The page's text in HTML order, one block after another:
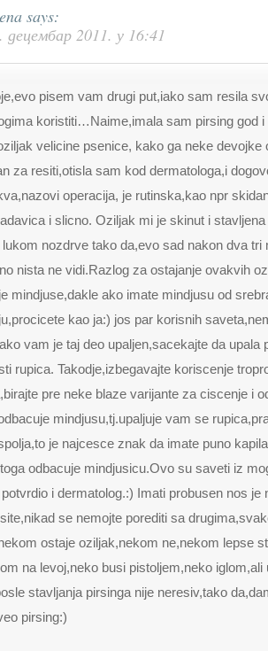
says:
децембар 2011. у 16:41
pisem vam drugi put,iako sam resila
koristiti…Naime,imala sam pirsing god i
velicine psenice, kako ga neke devojke
za resiti,otisla sam kod dermatologa,i
operacija, je rutinska,kao npr
i slicno. Oziljak mi je skinut i
nozdrve tako da,evo sad nakon dva tri
nista ne vidi.Razlog za ostajanje ovakvih
mindjuse,dakle ako imate mindjusu od
kao ja:) jos par korisnih
vam je taj deo upaljen,sacekajte da upala
rupica. Takodje,izbegavajte koriscenje
pre neke blaze varijante za ciscenje i
mindjusu,tj.upaljuje vam se
je najcesce znak da imate puno
odbacuje mindjusicu.Ovo su saveti iz
i dermatolog.:) Imati probusen nos je
se nemojte porediti sa
ostaje oziljak,nekom ne,nekom lepse
na levoj,neko busi pistoljem,neko iglom,ali
stavljanja pirsinga nije neresiv,tako
pirsing:)